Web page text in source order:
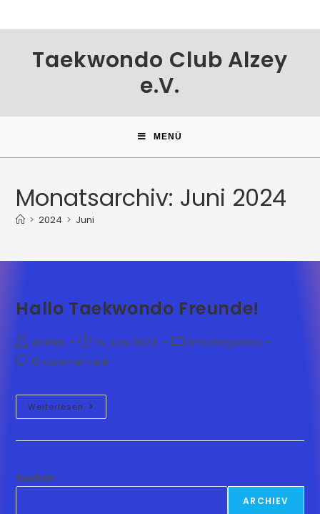
Taekwondo Club Alzey
e.V.
MENÜ
Monatsarchiv: Juni 2024
> 2024 > Juni
Hallo Taekwondo Freunde!
admin 16. Juni 2024
Uncategorized
0 Kommentare
Weiterlesen
Suchen
ARCHIEV